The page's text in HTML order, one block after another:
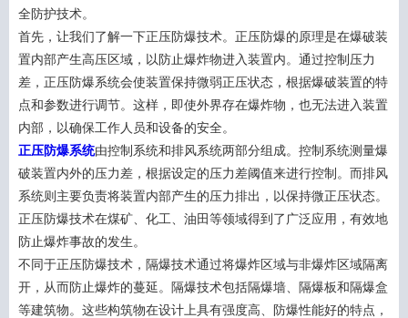
全防护技术。
首先，让我们了解一下正压防爆技术。正压防爆的原理是在爆破装
置内部产生高压区域，以防止爆炸物进入装置内。通过控制压力
差，正压防爆系统会使装置保持微弱正压状态，根据爆破装置的特
点和参数进行调节。这样，即使外界存在爆炸物，也无法进入装置
内部，以确保工作人员和设备的安全。
正压防爆系统由控制系统和排风系统两部分组成。控制系统测量爆
破装置内外的压力差，根据设定的压力差阈值来进行控制。而排风
系统则主要负责将装置内部产生的压力排出，以保持微正压状态。
正压防爆技术在煤矿、化工、油田等领域得到了广泛应用，有效地
防止爆炸事故的发生。
不同于正压防爆技术，隔爆技术通过将爆炸区域与非爆炸区域隔离
开，从而防止爆炸的蔓延。隔爆技术包括隔爆墙、隔爆板和隔爆盒
等建筑物。这些构筑物在设计上具有强度高、防爆性能好的特点，